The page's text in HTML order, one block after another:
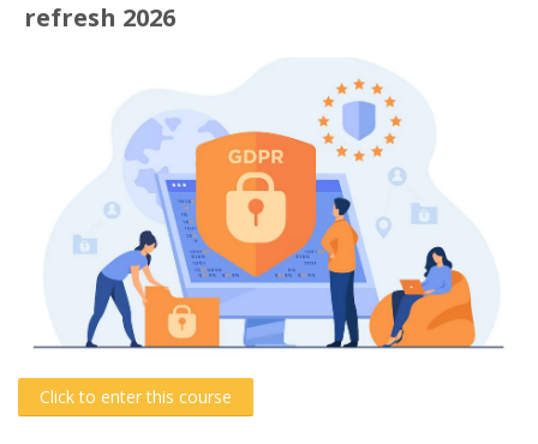
refresh 2026
Click to enter this course